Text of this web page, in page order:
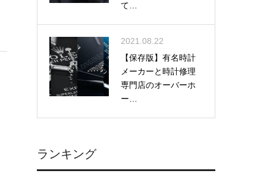
て…
2021.08.22
【保存版】有名時計
メーカーと時計修理
専門店のオーバーホ
ー…
ランキング